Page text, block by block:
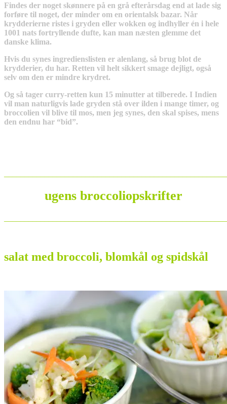
Findes der noget skønnere på en grå efterårsdag end at lade sig
forføre til noget, der minder om en orientalsk bazar. Når
krydderierne ristes i gryden eller wokken og indhyller én i hele
1001 nats fortryllende dufte, kan man næsten glemme det
danske klima.
Hvis du synes ingredienslisten er alenlang, så brug blot de
krydderier, du har. Retten vil helt sikkert smage dejligt, også
selv om den er mindre krydret.
Og så tager curry-retten kun 15 minutter at tilberede. I Indien
vil man naturligvis lade gryden stå over ilden i mange timer, og
broccolien vil blive til mos, men jeg synes, den skal spises, mens
den endnu har “bid”.
ugens broccoliopskrifter
salat med broccoli, blomkål og spidskål